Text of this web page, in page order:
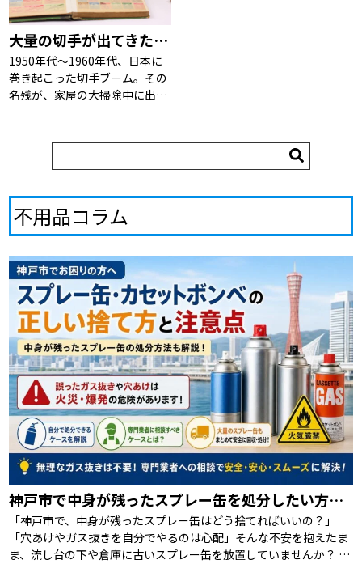
大量の切手が出てきた！捨てるのはしのびない。という方の「どうしたらいいの？」に答えます。
1950年代～1960年代、日本に
巻き起こった切手ブーム。その
名残が、家屋の大掃除中に出て
め価値も分からず、どう対処し
不用品コラム
神戸市で中身が残ったスプレー缶を処分したい方へ｜回収相談の前に知るべき注意点
「神戸市で、中身が残ったスプレー缶はどう捨てればいいの？」
「穴あけやガス抜きを自分でやるのは心配」そんな不安を抱えたま
ま、流し台の下や倉庫に古いスプレー缶を放置していませんか？ 結